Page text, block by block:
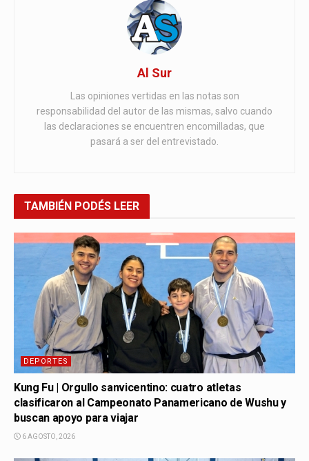
Al Sur
Las opiniones vertidas en las notas son
responsabilidad del autor de las mismas, salvo cuando
las declaraciones se encuentren encomilladas, que
pasará a ser del entrevistado.
TAMBIÉN PODÉS LEER
DEPORTES
Kung Fu | Orgullo sanvicentino: cuatro atletas
clasificaron al Campeonato Panamericano de Wushu y
buscan apoyo para viajar
6 AGOSTO, 2026